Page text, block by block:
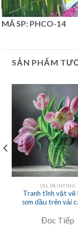
MÃ SP: PHCO-14
SẢN PHẨM
OIL PAINTING
Tranh tĩnh vật vẽ
sơn dầu trên vải
Đọc Tiếp